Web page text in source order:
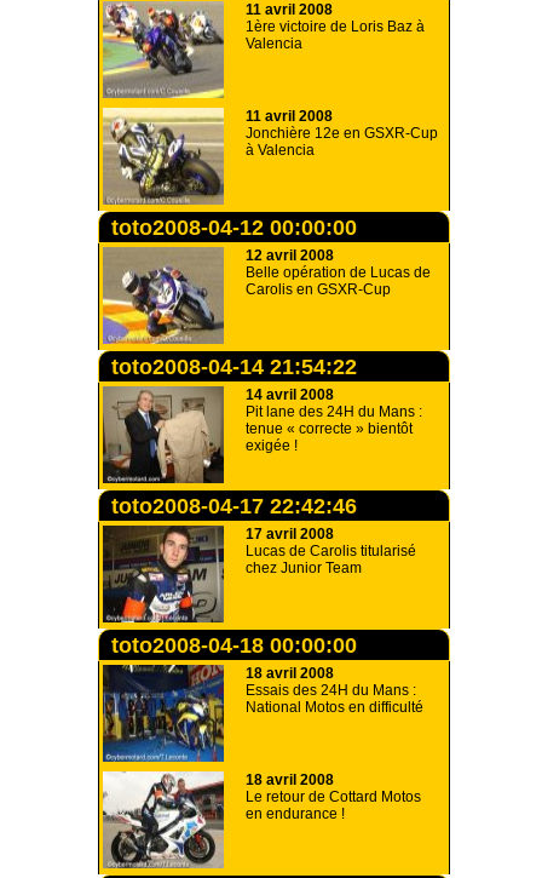
11 avril 2008
1ère victoire de Loris Baz à
Valencia
11 avril 2008
Jonchière 12e en GSXR-Cup
à Valencia
toto2008-04-12 00:00:00
12 avril 2008
Belle opération de Lucas de
Carolis en GSXR-Cup
toto2008-04-14 21:54:22
14 avril 2008
Pit lane des 24H du Mans :
tenue « correcte » bientôt
exigée !
toto2008-04-17 22:42:46
17 avril 2008
Lucas de Carolis titularisé
chez Junior Team
toto2008-04-18 00:00:00
18 avril 2008
Essais des 24H du Mans :
National Motos en difficulté
18 avril 2008
Le retour de Cottard Motos
en endurance !